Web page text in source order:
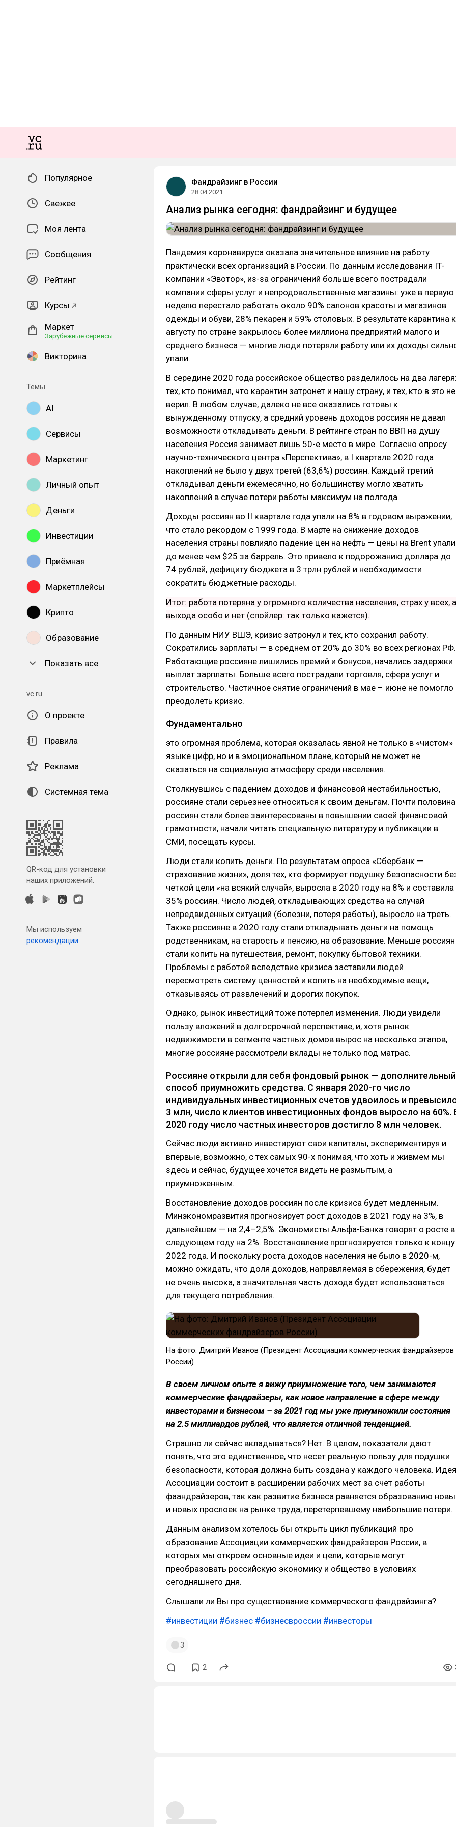
Популярное
Свежее
Моя лента
Сообщения
Рейтинг
Курсы
Маркет
Зарубежные сервисы
Викторина
Темы
AI
Сервисы
Маркетинг
Личный опыт
Деньги
Инвестиции
Приёмная
Маркетплейсы
Крипто
Образование
Показать все
vc.ru
О проекте
Правила
Реклама
Системная тема
QR-код для установки
наших приложений.
Мы используем
рекомендации.
Фандрайзинг в России
28.04.2021
Анализ рынка сегодня: фандрайзинг и будущее
Пандемия коронавируса оказала значительное влияние на работу
практически всех организаций в России. По данным исследования IT-
компании «Эвотор», из-за ограничений больше всего пострадали
компании сферы услуг и непродовольственные магазины: уже в первую
неделю перестало работать около 90% салонов красоты и магазинов
одежды и обуви, 28% пекарен и 59% столовых. В результате карантина к
августу по стране закрылось более миллиона предприятий малого и
среднего бизнеса — многие люди потеряли работу или их доходы
упали.
В середине 2020 года российское общество разделилось на два
тех, кто понимал, что карантин затронет и нашу страну, и тех, кто в это не
верил. В любом случае, далеко не все оказались готовы к
вынужденному отпуску, а средний уровень доходов россиян не давал
возможности откладывать деньги. В рейтинге стран по ВВП на душу
населения Россия занимает лишь 50-е место в мире. Согласно опросу
научно-технического центра «Перспектива», в I квартале 2020 года
накоплений не было у двух третей (63,6%) россиян. Каждый третий
откладывал деньги ежемесячно, но большинству могло хватить
накоплений в случае потери работы максимум на полгода.
Доходы россиян во II квартале года упали на 8% в годовом выражении,
что стало рекордом с 1999 года. В марте на снижение доходов
населения страны повлияло падение цен на нефть — цены на Brent упали
до менее чем $25 за баррель. Это привело к подорожанию доллара до
74 рублей, дефициту бюджета в 3 трлн рублей и необходимости
сократить бюджетные расходы.
Итог: работа потеряна у огромного количества населения, страх у всех, а
выхода особо и нет (спойлер: так только кажется).
По данным НИУ ВШЭ, кризис затронул и тех, кто сохранил работу.
Сократились зарплаты — в среднем от 20% до 30% во всех регионах РФ.
Работающие россияне лишились премий и бонусов, начались задержки
выплат зарплаты. Больше всего пострадали торговля, сфера услуг и
строительство. Частичное снятие ограничений в мае – июне не помогло
преодолеть кризис.
Фундаментально
это огромная проблема, которая оказалась явной не только в «чистом»
языке цифр, но и в эмоциональном плане, который не может не
сказаться на социальную атмосферу среди населения.
Столкнувшись с падением доходов и финансовой нестабильностью,
россияне стали серьезнее относиться к своим деньгам. Почти половина
россиян стали более заинтересованы в повышении своей финансовой
грамотности, начали читать специальную литературу и публикации в
СМИ, посещать курсы.
Люди стали копить деньги. По результатам опроса «Сбербанк —
страхование жизни», доля тех, кто формирует подушку безопасности
четкой цели «на всякий случай», выросла в 2020 году на 8% и составила
35% россиян. Число людей, откладывающих средства на случай
непредвиденных ситуаций (болезни, потеря работы), выросло на треть.
Также россияне в 2020 году стали откладывать деньги на помощь
родственникам, на старость и пенсию, на образование. Меньше россиян
стали копить на путешествия, ремонт, покупку бытовой техники.
Проблемы с работой вследствие кризиса заставили людей
пересмотреть систему ценностей и копить на необходимые вещи,
отказываясь от развлечений и дорогих покупок.
Однако, рынок инвестиций тоже потерпел изменения. Люди увидели
пользу вложений в долгосрочной перспективе, и, хотя рынок
недвижимости в сегменте частных домов вырос на несколько этапов,
многие россияне рассмотрели вклады не только под матрас.
Россияне открыли для себя фондовый рынок — дополнительный
способ приумножить средства. С января 2020-го число
индивидуальных инвестиционных счетов удвоилось и
3 млн, число клиентов инвестиционных фондов выросло на 60%.
2020 году число частных инвесторов достигло 8 млн человек.
Сейчас люди активно инвестируют свои капиталы, экспериментируя и
впервые, возможно, с тех самых 90-х понимая, что хоть и живмем мы
здесь и сейчас, будущее хочется видеть не размытым, а
приумноженным.
Восстановление доходов россиян после кризиса будет медленным.
Минэкономразвития прогнозирует рост доходов в 2021 году на 3%, в
дальнейшем — на 2,4–2,5%. Экономисты Альфа-Банка говорят о росте в
следующем году на 2%. Восстановление прогнозируется только к концу
2022 года. И поскольку роста доходов населения не было в 2020-м,
можно ожидать, что доля доходов, направляемая в сбережения, будет
не очень высока, а значительная часть дохода будет использоваться
для текущего потребления.
На фото: Дмитрий Иванов (Президент Ассоциации коммерческих фандрайзеров
России)
В своем личном опыте я вижу приумножение того, чем занимаются
коммерческие фандрайзеры, как новое направление в сфере между
инвесторами и бизнесом – за 2021 год мы уже приумножили состояния
на 2.5 миллиардов рублей, что является отличной тенденцией.
Страшно ли сейчас вкладываться? Нет. В целом, показатели дают
понять, что это единственное, что несет реальную пользу для подушки
безопасности, которая должна быть создана у каждого человека. Идея
Ассоциации состоит в расширении рабочих мест за счет работы
фаандрайзеров, так как развитие бизнеса равняется образованию
и новых прослоек на рынке труда, перетерпевшему наибольшие потери.
Данным анализом хотелось бы открыть цикл публикаций про
образование Ассоциации коммерческих фандрайзеров России, в
которых мы откроем основные идеи и цели, которые могут
преобразовать российскую экономику и общество в условиях
сегодняшнего дня.
Слышали ли Вы про существование коммерческого фандрайзинга?
#инвестиции #бизнес #бизнесвроссии #инвесторы
3
2